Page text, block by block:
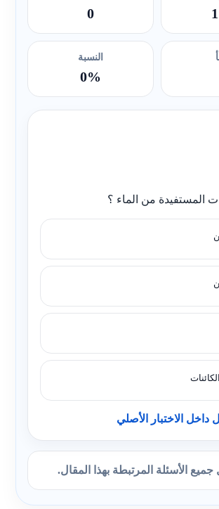
0
النسبة
0%
المستفيدة من الماء ؟
الاختبار الأصلي
الأسئلة المرتبطة بهذا المقال.